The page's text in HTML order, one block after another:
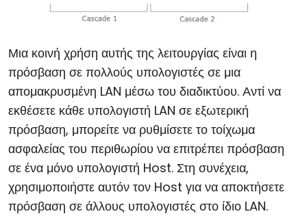
Μια κοινή χρήση αυτής της λειτουργίας είναι η
πρόσβαση σε πολλούς υπολογιστές σε μια
απομακρυσμένη LAN μέσω του διαδικτύου. Αντί να
εκθέσετε κάθε υπολογιστή LAN σε εξωτερική
πρόσβαση, μπορείτε να ρυθμίσετε το τοίχωμα
ασφαλείας του περιθωρίου να επιτρέπει πρόσβαση
σε ένα μόνο υπολογιστή Host. Στη συνέχεια,
χρησιμοποιήστε αυτόν τον Host για να αποκτήσετε
πρόσβαση σε άλλους υπολογιστές στο ίδιο LAN.